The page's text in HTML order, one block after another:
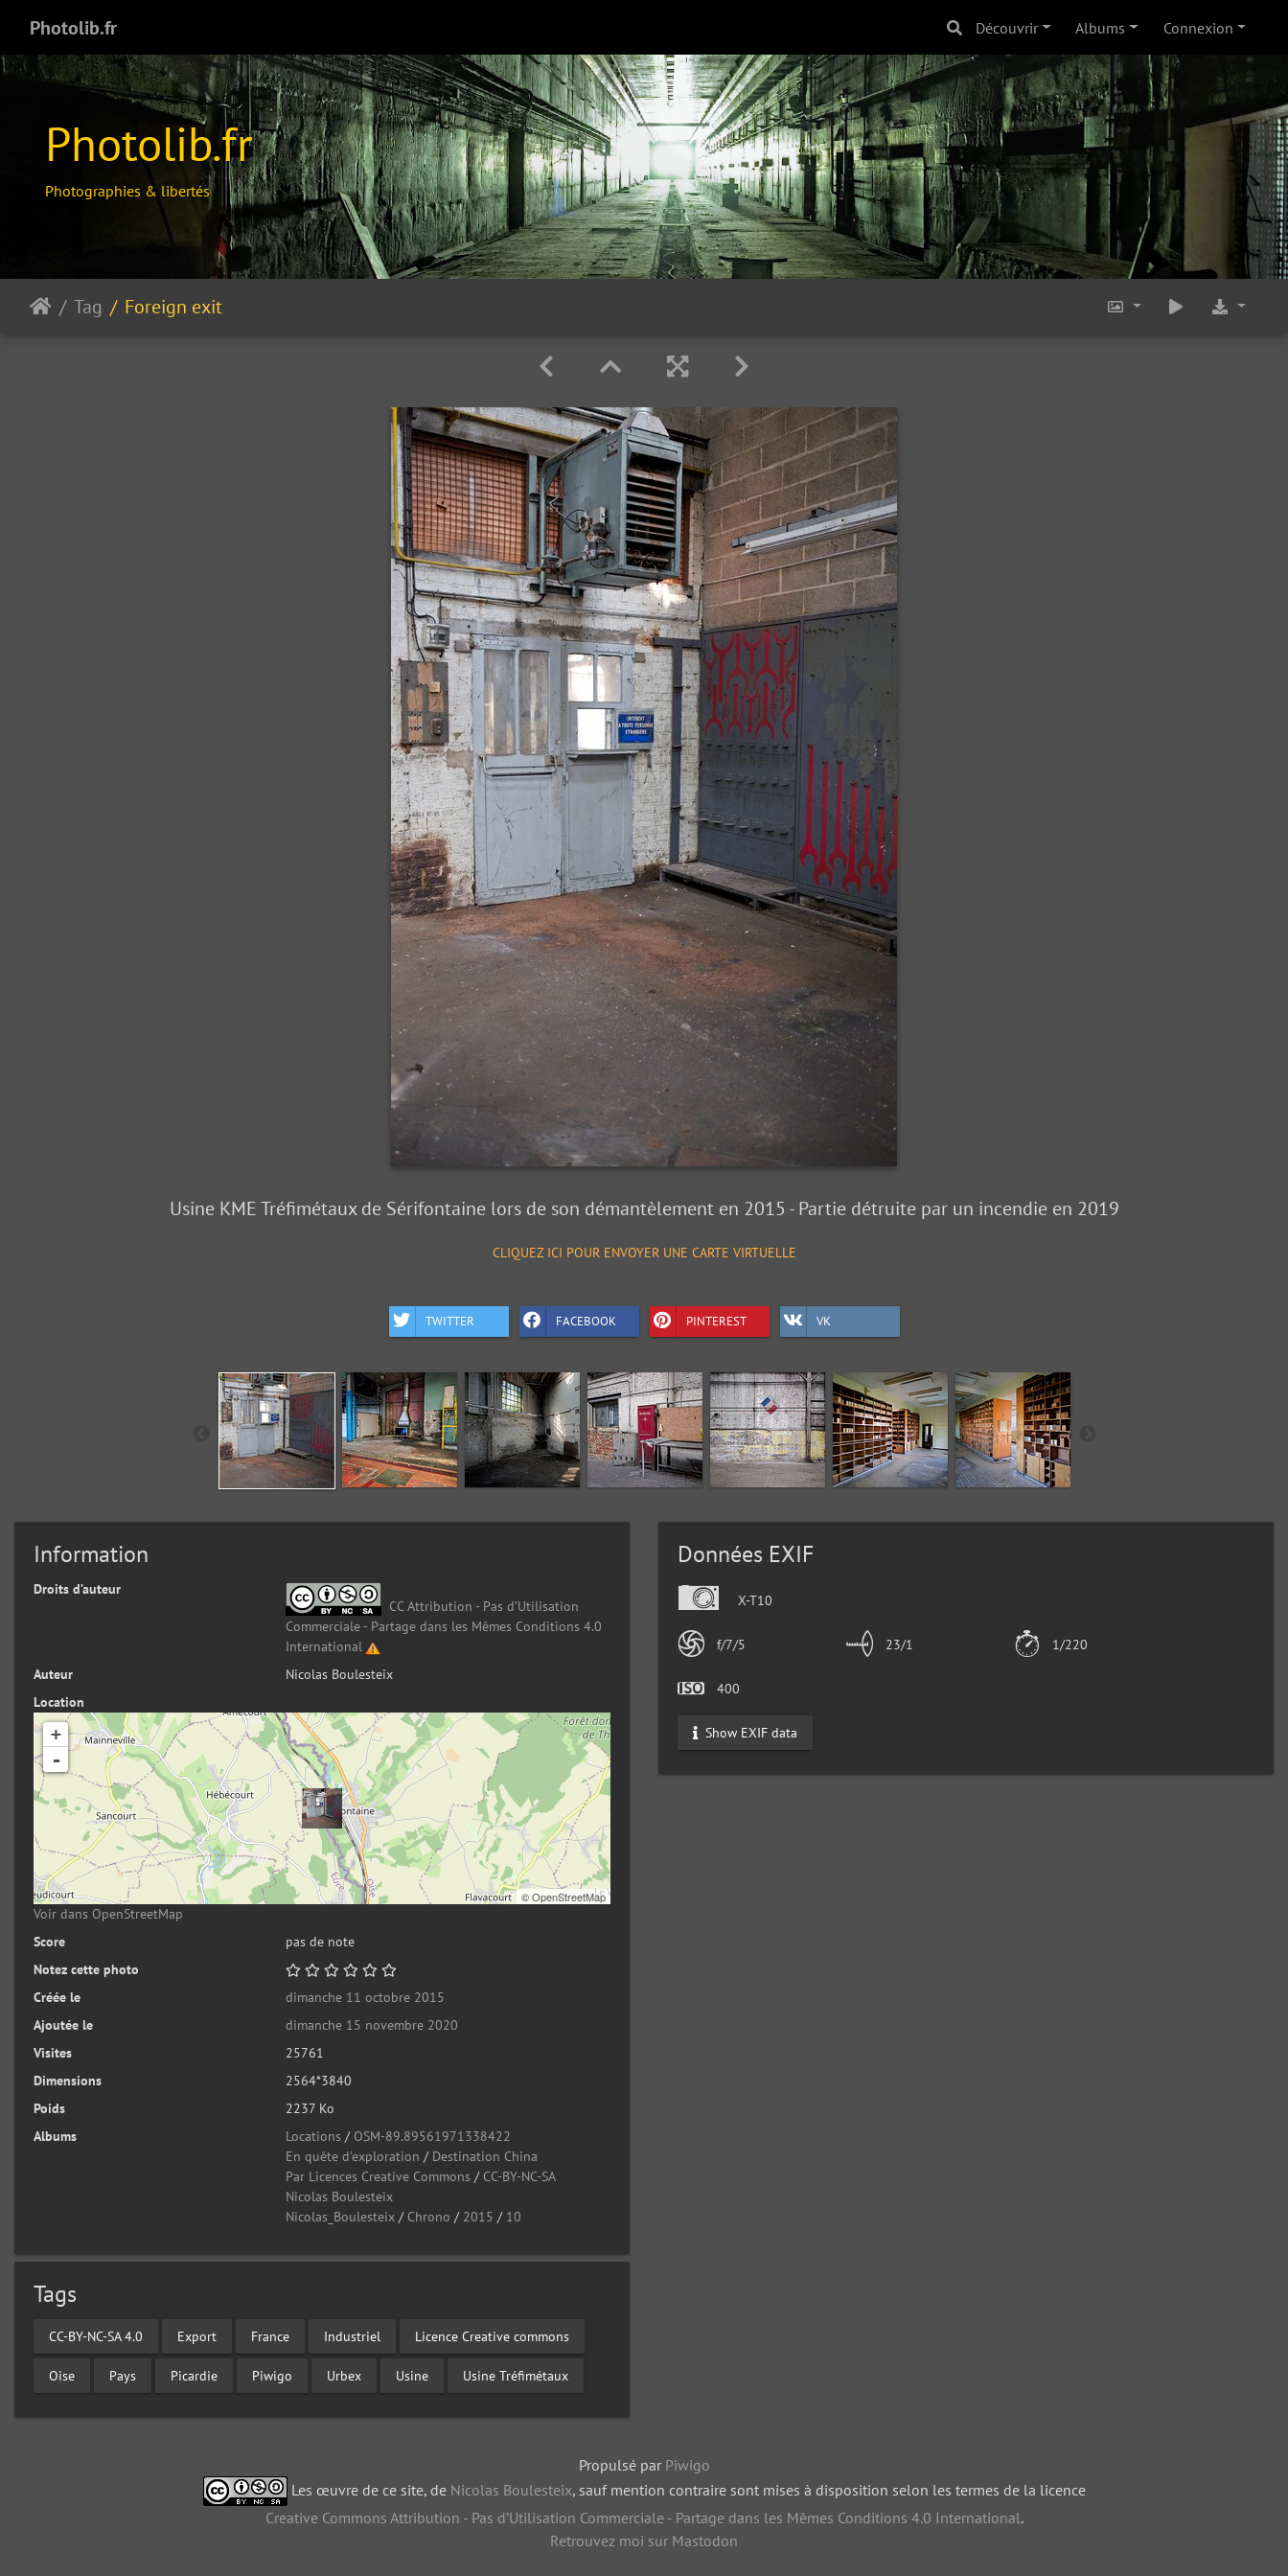
Photolib.fr Découvrir Albums Connexion
Photolib.fr
Photographies & libertés
Tag Foreign exit
Usine KME Tréfimétaux de Sérifontaine lors de son démantèlement en 2015 - Partie détruite par un incendie en 2019
CLIQUEZ ICI POUR ENVOYER UNE CARTE VIRTUELLE
TWITTER FACEBOOK PINTEREST VK
Information
Droits d’auteur
CC Attribution - Pas d’Utilisation
Commerciale - Partage dans les Mêmes Conditions 4.0
International
Auteur
Nicolas Boulesteix
Location
+
-
©OpenStreetMap
Voir dans OpenStreetMap
Score
pas de note
Notez cette photo
Créée le
dimanche 11 octobre 2015
Ajoutée le
dimanche 15 novembre 2020
Visites
25761
Dimensions
2564*3840
Poids
2237 Ko
Albums
Locations / OSM-89.89561971338422
En quête d'exploration / Destination China
Par Licences Creative Commons / CC-BY-NC-SA
Nicolas Boulesteix
Nicolas_Boulesteix / Chrono / 2015 / 10
Tags
CC-BY-NC-SA 4.0 Export France Industriel Licence Creative commons
Oise Pays Picardie Piwigo Urbex Usine Usine Tréfimétaux
Données EXIF
X-T10
f/7/5 23/1 1/220
400
Show EXIF data
Propulsé par Piwigo
Les œuvre de ce site, de Nicolas Boulesteix, sauf mention contraire sont mises à disposition selon les termes de la licence
Creative Commons Attribution - Pas d’Utilisation Commerciale - Partage dans les Mêmes Conditions 4.0 International.
Retrouvez moi sur Mastodon